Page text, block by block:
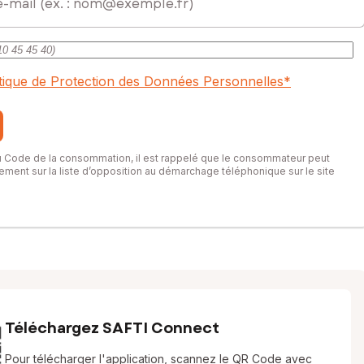
de Protection des Données Personnelles*
Code de la consommation, il est rappelé que le consommateur peut
sur la liste d’opposition au démarchage téléphonique sur le site
Téléchargez SAFTI Connect
Pour télécharger l'application, scannez le QR Code avec